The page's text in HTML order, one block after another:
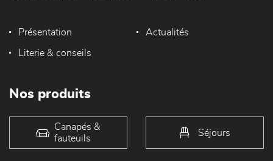
Présentation Actualités
Literie & conseils
Nos produits
Canapés &
fauteuils
Séjours